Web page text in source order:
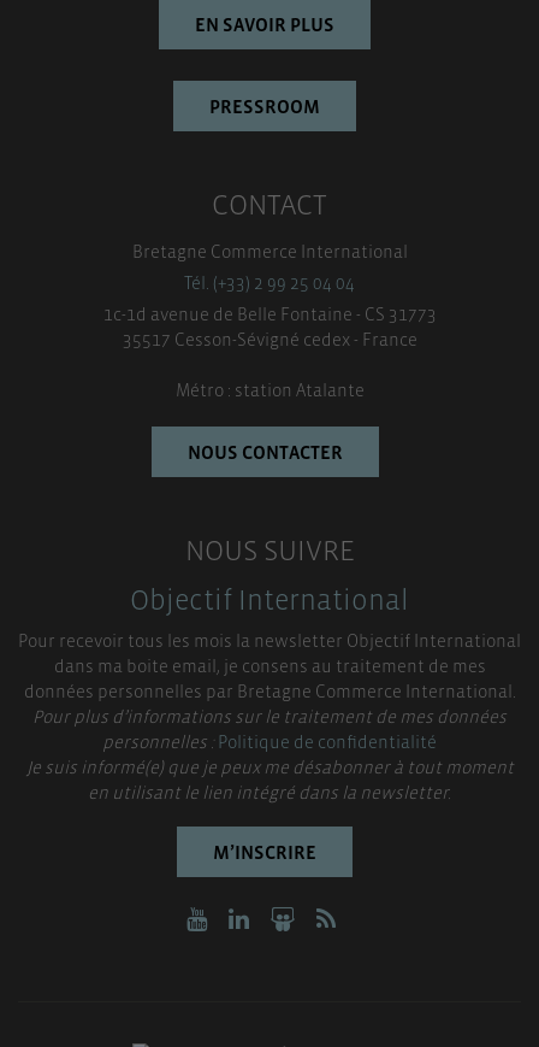
EN SAVOIR PLUS
PRESSROOM
CONTACT
Bretagne Commerce International
Tél. (+33) 2 99 25 04 04
1c-1d avenue de Belle Fontaine - CS 31773
35517 Cesson-Sévigné cedex - France
Métro : station Atalante
NOUS CONTACTER
NOUS SUIVRE
Objectif International
Pour recevoir tous les mois la newsletter Objectif International
dans ma boite email, je consens au traitement de mes
données personnelles par Bretagne Commerce International.
Pour plus d’informations sur le traitement de mes données
personnelles :Politique de confidentialité
Je suis informé(e) que je peux me désabonner à tout moment
en utilisant le lien intégré dans la newsletter.
M’INSCRIRE